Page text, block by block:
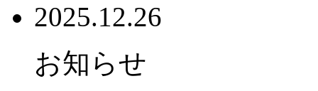
2025.12.26
お知らせ